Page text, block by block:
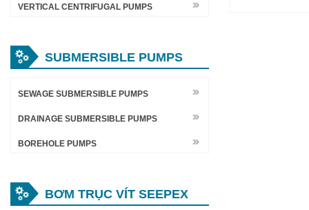
VERTICAL CENTRIFUGAL PUMPS
SUBMERSIBLE PUMPS
SEWAGE SUBMERSIBLE PUMPS
DRAINAGE SUBMERSIBLE PUMPS
BOREHOLE PUMPS
BƠM TRỤC VÍT SEEPEX